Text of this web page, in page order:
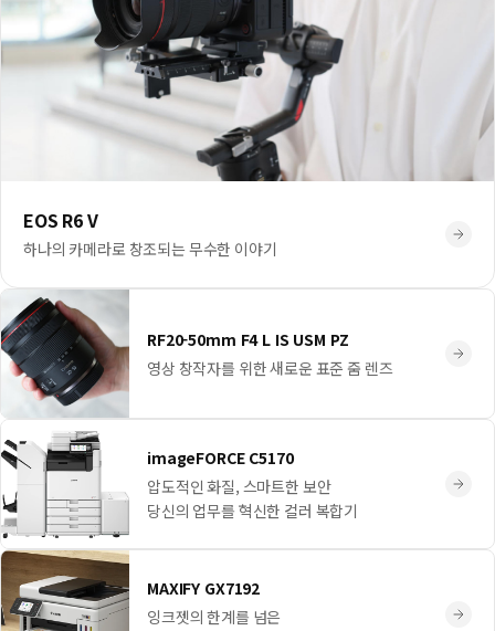
EOS R6 V
하나의 카메라로 창조되는 무수한 이야기
RF20-50mm F4 L IS USM PZ
영상 창작자를 위한 새로운 표준 줌 렌즈
imageFORCE C5170
압도적인 화질, 스마트한 보안
당신의 업무를 혁신한 컬러 복합기
MAXIFY GX7192
잉크젯의 한계를 넘은